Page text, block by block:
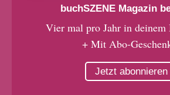
buchSZENE Magazin
Vier mal pro Jahr in deinem
+ Mit Abo-
Jetzt abonnieren